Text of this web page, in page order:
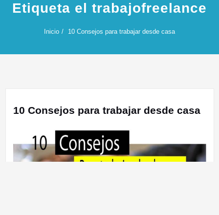
Etiqueta el trabajofreelance
Inicio 10 Consejos para trabajar desde casa
10 Consejos para trabajar desde casa